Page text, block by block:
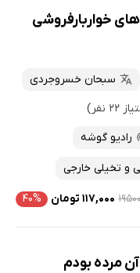
خواربارفروشی
سبحان خسروجردی
۲۲ نفر)
رادیو گوشه
و تخیلی خارجی
۱۱۷,۰۰۰ تومان ۴۰%
مرده بودم